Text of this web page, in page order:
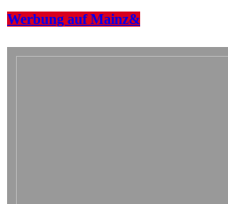
Werbung auf Mainz&